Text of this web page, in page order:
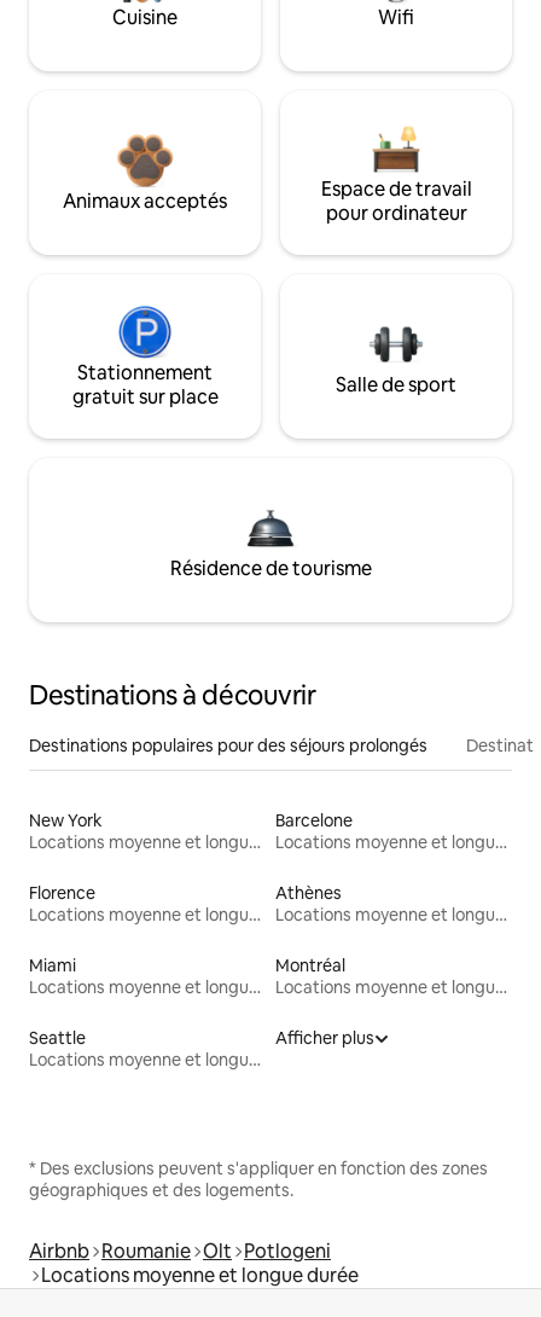
Cuisine Wifi
Animaux acceptés
Espace de travail
pour ordinateur
Stationnement
gratuit sur place
Salle de sport
Résidence de tourisme
Destinations à découvrir
Destinations populaires pour des séjours prolongés
New York
Locations moyenne et longue durée
Barcelone
Locations moyenne et longue durée
Florence
Locations moyenne et longue durée
Athènes
Locations moyenne et longue durée
Miami
Locations moyenne et longue durée
Montréal
Locations moyenne et longue durée
Seattle
Locations moyenne et longue durée
Afficher plus
* Des exclusions peuvent s'appliquer en fonction des zones
géographiques et des logements.
Airbnb Roumanie Olt Potlogeni
Locations moyenne et longue durée